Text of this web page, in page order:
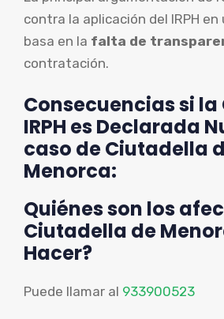
contra la aplicación del IRPH
basa en la falta de
contratación.
Consecuencias si
IRPH es Declarada
caso de Ciutadella
Menorca:
Quiénes son los
Ciutadella de
Hacer?
Puede llamar al 933900523